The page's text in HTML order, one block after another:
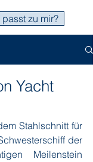
zu mir?
Yacht
Stahlschnitt für
der
Meilenstein